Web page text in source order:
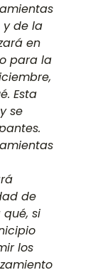
de la
en
para la
Esta
se
de
si
los